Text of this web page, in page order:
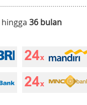
hingga 36 bulan